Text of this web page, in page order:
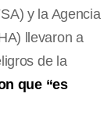
y la Agencia
llevaron a
de la
que “es